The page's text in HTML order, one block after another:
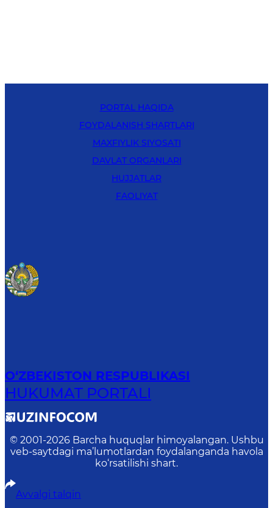
PORTAL HAQIDA
FOYDALANISH SHARTLARI
MAXFIYLIK SIYOSATI
DAVLAT ORGANLARI
HUJJATLAR
FAOLIYAT
O‘ZBEKISTON RESPUBLIKASI
HUKUMAT PORTALI
© 2001-2026 Barcha huquqlar himoyalangan. Ushbu
veb-saytdagi ma’lumotlardan foydalanganda havola
ko‘rsatilishi shart.
Avvalgi talqin